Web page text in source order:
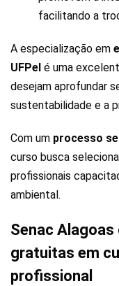
facilitando a
A especialização em
UFPel é uma
desejam aprofundar
sustentabilidade e a
Com um processo
curso busca
profissionais
ambiental.
Senac
gratuitas em
profissional